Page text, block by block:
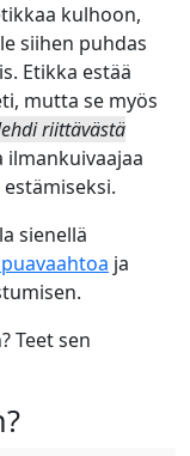
kulhoon,
siihen puhdas
Etikka estää
mutta se myös
riittävästä
ilmankuivaajaa
sienellä
ja
Teet sen